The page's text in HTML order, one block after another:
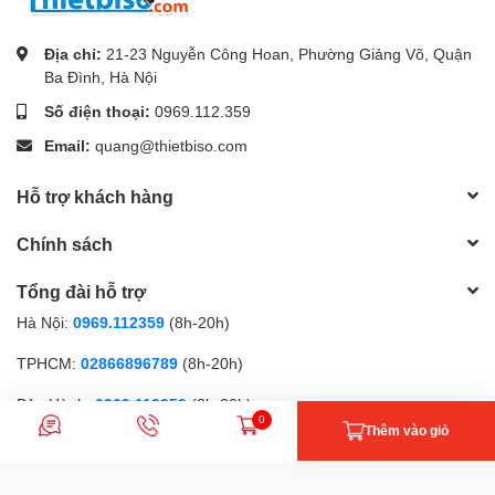
Địa chỉ: 21-23 Nguyễn Công Hoan, Phường Giảng Võ, Quận
Ba Đình, Hà Nội
Số điện thoại: 0969.112.359
Email: quang@thietbiso.com
Hỗ trợ khách hàng
Chính sách
Tổng đài hỗ trợ
Hà Nội: 0969.112359 (8h-20h)
TPHCM: 02866896789 (8h-20h)
Bảo Hành: 0969.112359 (8h-20h)
0
Thêm vào giỏ